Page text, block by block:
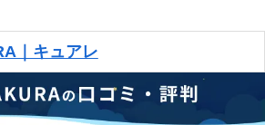
｜キュアレ